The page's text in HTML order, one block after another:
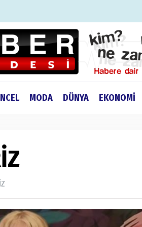
MODA DÜNYA EKONOMİ